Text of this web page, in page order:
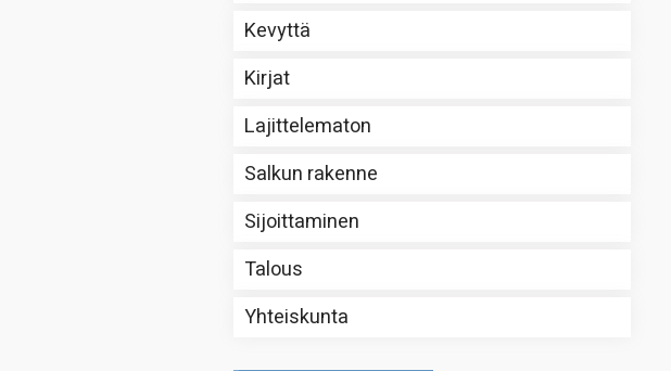
Kevyttä
Kirjat
Lajittelematon
Salkun rakenne
Sijoittaminen
Talous
Yhteiskunta